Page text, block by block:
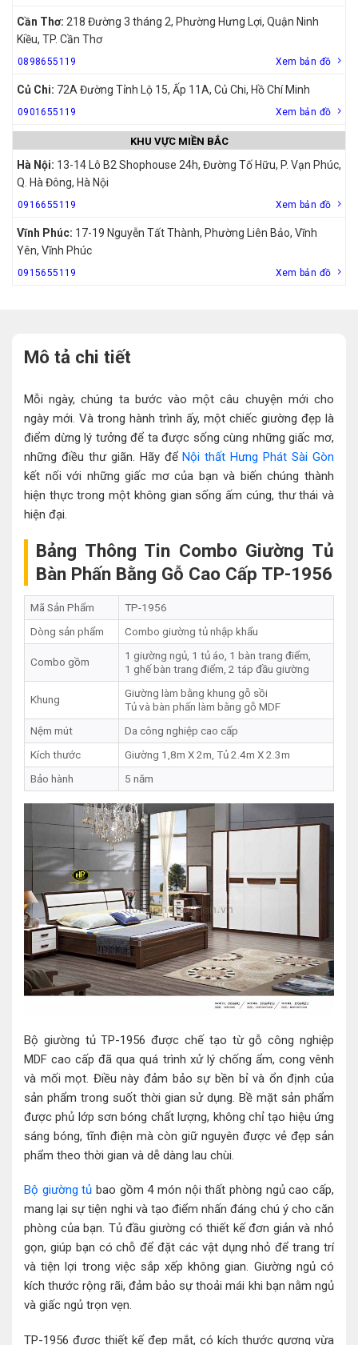
Cần Thơ: 218 Đường 3 tháng 2, Phường Hưng Lợi, Quận Ninh
Kiều, TP. Cần Thơ
0898655119 Xem bản đồ
Củ Chi: 72A Đường Tỉnh Lộ 15, Ấp 11A, Củ Chi, Hồ Chí Minh
0901655119 Xem bản đồ
KHU VỰC MIỀN BẮC
Hà Nội: 13-14 Lô B2 Shophouse 24h, Đường Tố Hữu, P. Vạn Phúc,
Q. Hà Đông, Hà Nội
0916655119 Xem bản đồ
Vĩnh Phúc: 17-19 Nguyễn Tất Thành, Phường Liên Bảo, Vĩnh
Yên, Vĩnh Phúc
0915655119 Xem bản đồ
Mô tả chi tiết
Mỗi ngày, chúng ta bước vào một câu chuyện mới cho
ngày mới. Và trong hành trình ấy, một chiếc giường đẹp là
điểm dừng lý tưởng để ta được sống cùng những giấc mơ,
những điều thư giãn. Hãy đểNội thất Hưng Phát Sài Gòn
kết nối với những giấc mơ của bạn và biến chúng thành
hiện thực trong một không gian sống ấm cúng, thư thái và
hiện đại.
Bảng Thông Tin Combo Giường Tủ
Bàn Phấn Bằng Gỗ Cao Cấp TP-1956
Mã Sản Phẩm
TP-1956
Dòng sản phẩm
Combo giường tủ nhập khẩu
Combo gồm
1 giường ngủ, 1 tủ áo, 1 bàn trang điểm,
1 ghế bàn trang điểm, 2 táp đầu giường
Khung
Giường làm bằng khung gỗ sồi
Tủ và bàn phấn làm bằng gỗ MDF
Nệm mút
Da công nghiệp cao cấp
Kích thước
Giường 1,8m X 2m, Tủ 2.4m X 2.3m
Bảo hành
5 năm
Bộ giường tủ TP-1956 được chế tạo từ gỗ công nghiệp
MDF cao cấp đã qua quá trình xử lý chống ẩm, cong vênh
và mối mọt. Điều này đảm bảo sự bền bỉ và ổn định của
sản phẩm trong suốt thời gian sử dụng. Bề mặt sản phẩm
được phủ lớp sơn bóng chất lượng, không chỉ tạo hiệu ứng
sáng bóng, tĩnh điện mà còn giữ nguyên được vẻ đẹp sản
phẩm theo thời gian và dễ dàng lau chùi.
Bộ giường tủ bao gồm 4 món nội thất phòng ngủ cao cấp,
mang lại sự tiện nghi và tạo điểm nhấn đáng chú ý cho căn
phòng của bạn. Tủ đầu giường có thiết kế đơn giản và nhỏ
gọn, giúp bạn có chỗ để đặt các vật dụng nhỏ để trang trí
và tiện lợi trong việc sắp xếp không gian. Giường ngủ có
kích thước rộng rãi, đảm bảo sự thoải mái khi bạn nằm ngủ
và giấc ngủ trọn vẹn.
TP-1956 được thiết kế đẹp mắt, có kích thước gương vừa